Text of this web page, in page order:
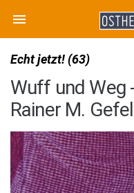
Echt jetzt! (63)
Wuff und Weg
Rainer M.